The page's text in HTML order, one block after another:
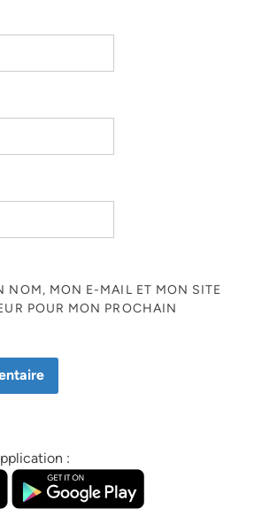
NOM, MON E-MAIL ET MON SITE
POUR MON PROCHAIN
: